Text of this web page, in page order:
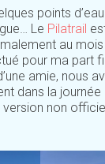
points
Le Pilatrail
au
pour ma part
amie, nous
dans la
version non